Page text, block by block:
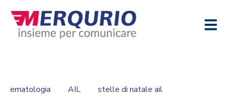
ematologia AIL stelle di natale ail